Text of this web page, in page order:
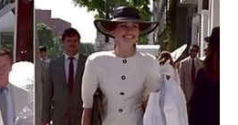
it Tweet